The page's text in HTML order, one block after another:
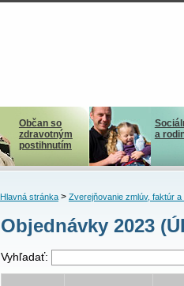
Občan so
zdravotným
postihnutím
a
Hlavná stránka> Zverejňovanie zmlúv, faktúr a
Objednávky 2023
Vyhľadať: